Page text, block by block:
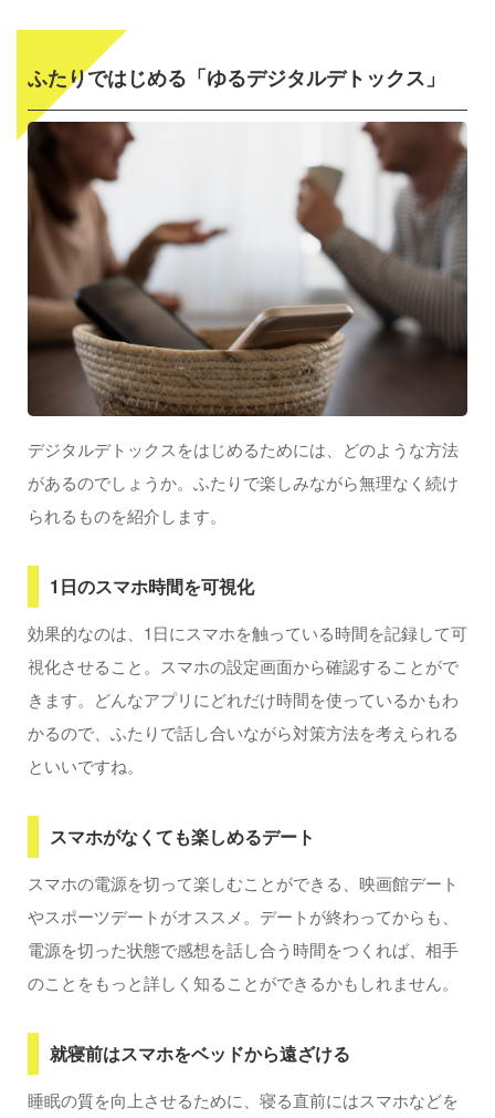
スマホを触らない時間に、ふたりで話し合うテーマを決
める
デジタルデトックスの効果を、ふたりで記録してみる
今ふたりで見直したい、スマホとのちょうどいい距離
感
ふたりではじめる「ゆるデジタルデトックス」
デジタルデトックスをはじめるためには、どのような方法
があるのでしょうか。ふたりで楽しみながら無理なく続け
られるものを紹介します。
1日のスマホ時間を可視化
効果的なのは、1日にスマホを触っている時間を記録して可
視化させること。スマホの設定画面から確認することがで
きます。どんなアプリにどれだけ時間を使っているかもわ
かるので、ふたりで話し合いながら対策方法を考えられる
といいですね。
スマホがなくても楽しめるデート
スマホの電源を切って楽しむことができる、映画館デート
やスポーツデートがオススメ。デートが終わってからも、
電源を切った状態で感想を話し合う時間をつくれば、相手
のことをもっと詳しく知ることができるかもしれません。
就寝前はスマホをベッドから遠ざける
睡眠の質を向上させるために、寝る直前にはスマホなどを